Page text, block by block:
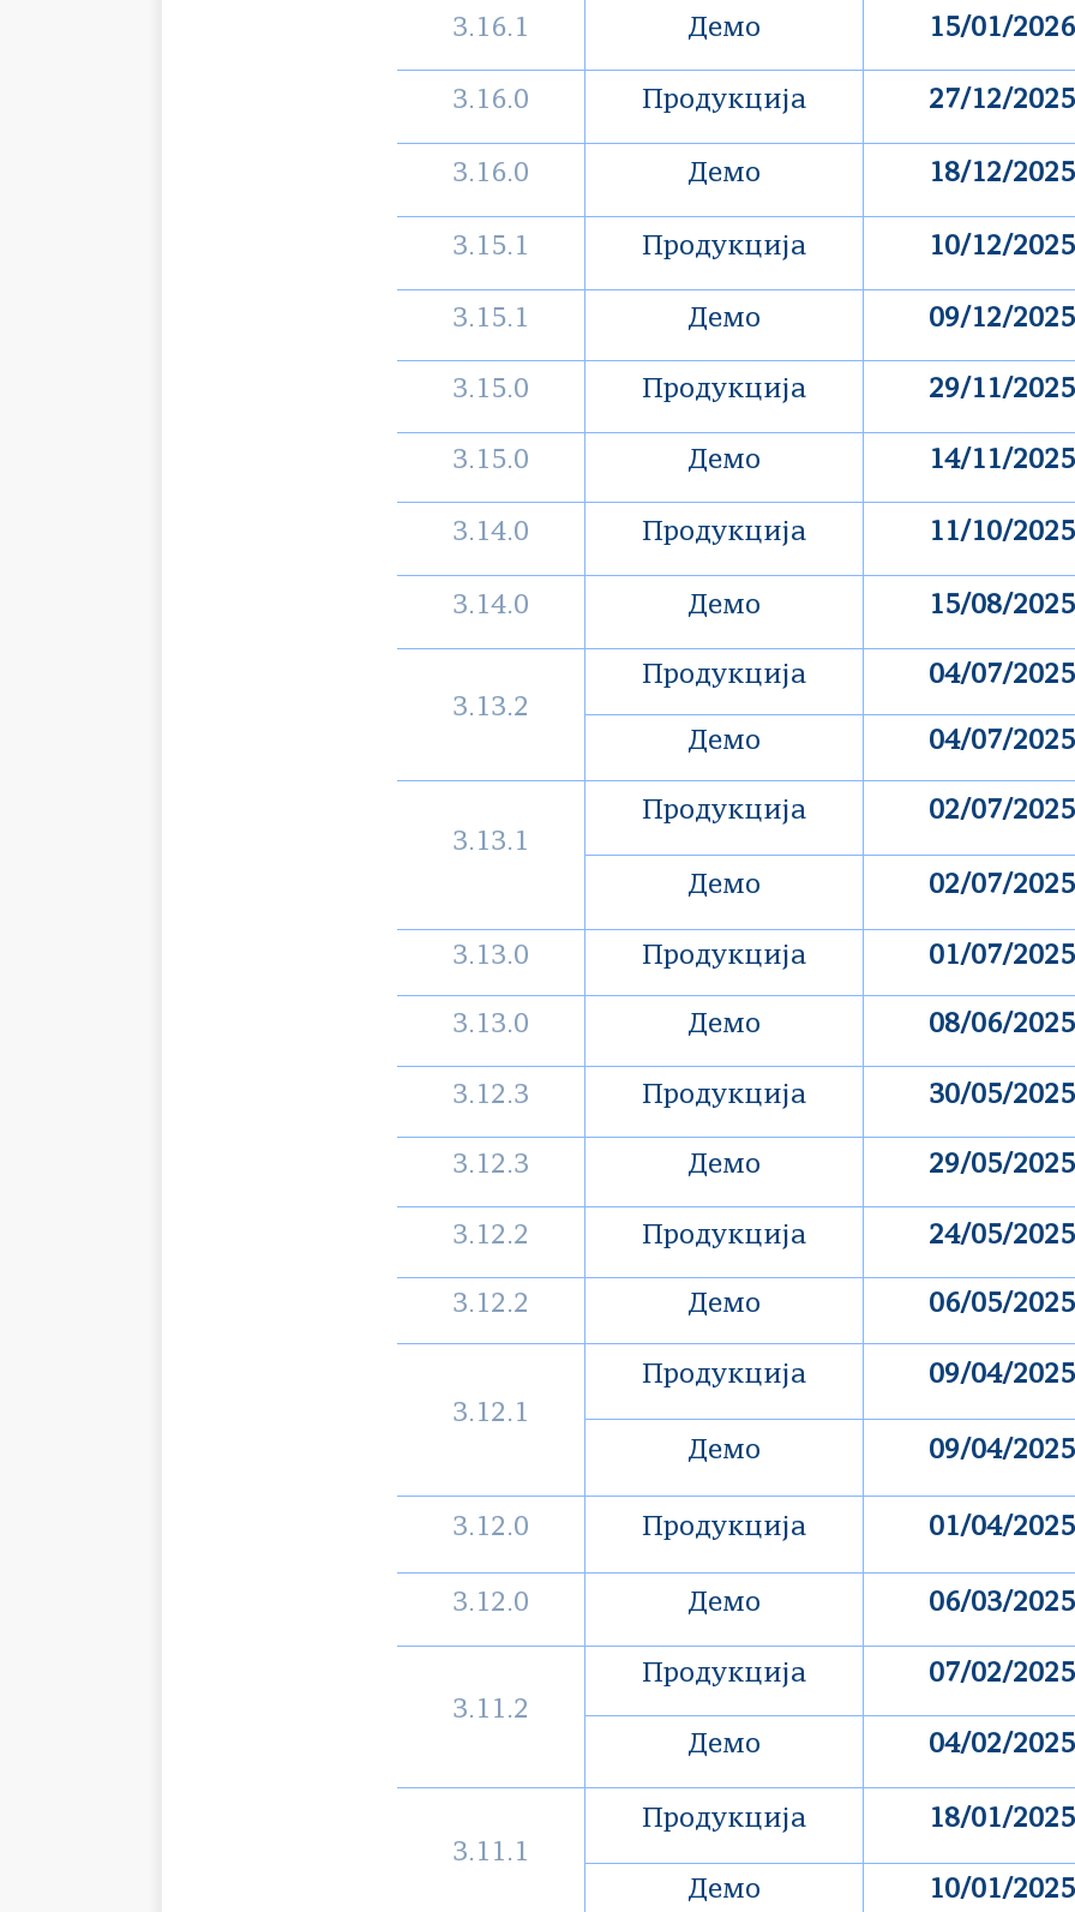
3.16.1 Демо 15/01/2026
3.16.0 Продукција 27/12/2025
3.16.0 Демо 18/12/2025
3.15.1 Продукција 10/12/2025
3.15.1 Демо 09/12/2025
3.15.0 Продукција 29/11/2025
3.15.0 Демо 14/11/2025
3.14.0 Продукција 11/10/2025
3.14.0 Демо 15/08/2025
3.13.2
Продукција 04/07/2025
Демо 04/07/2025
3.13.1
Продукција 02/07/2025
Демо 02/07/2025
3.13.0 Продукција 01/07/2025
3.13.0 Демо 08/06/2025
3.12.3 Продукција 30/05/2025
3.12.3 Демо 29/05/2025
3.12.2 Продукција 24/05/2025
3.12.2 Демо 06/05/2025
3.12.1
Продукција 09/04/2025
Демо 09/04/2025
3.12.0 Продукција 01/04/2025
3.12.0 Демо 06/03/2025
3.11.2
Продукција 07/02/2025
Демо 04/02/2025
3.11.1
Продукција 18/01/2025
Демо 10/01/2025